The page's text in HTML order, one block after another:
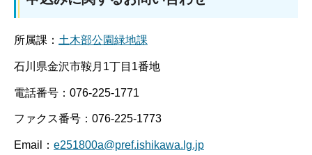
所属課： 土木部公園緑地課
石川県金沢市鞍月1丁目1番地
電話番号：076-225-1771
ファクス番号：076-225-1773
Email： e251800a@pref.ishikawa.lg.jp